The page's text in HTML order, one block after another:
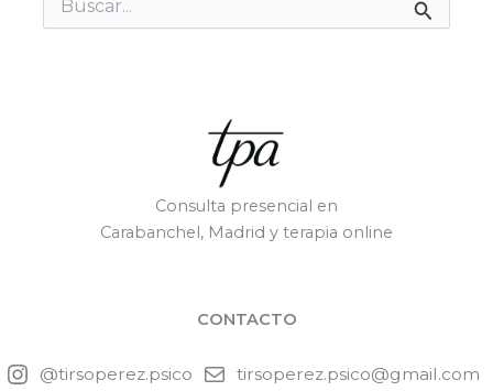
Buscar
por:
Consulta presencial en
Carabanchel, Madrid y terapia online
CONTACTO
@tirsoperez.psico tirsoperez.psico@gmail.com